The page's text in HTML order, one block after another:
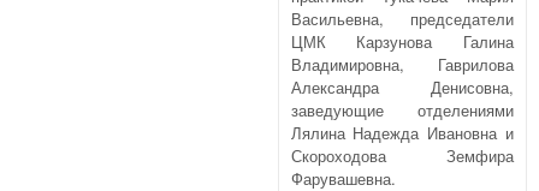
Васильевна, председатели
ЦМК Карзунова Галина
Владимировна, Гаврилова
Александра Денисовна,
заведующие отделениями
Лялина Надежда Ивановна и
Скороходова Земфира
Фарувашевна.